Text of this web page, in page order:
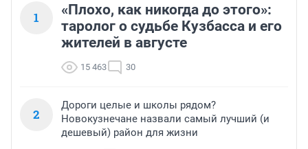
1
«Плохо, как никогда до этого»:
таролог о судьбе Кузбасса и его
жителей в августе
15 463 30
2
Дороги целые и школы рядом?
Новокузнечане назвали самый лучший (и
дешевый) район для жизни